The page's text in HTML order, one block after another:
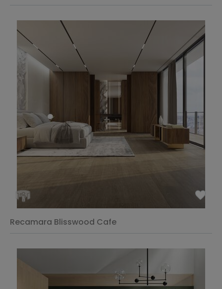
Recamara Blisswood Cafe